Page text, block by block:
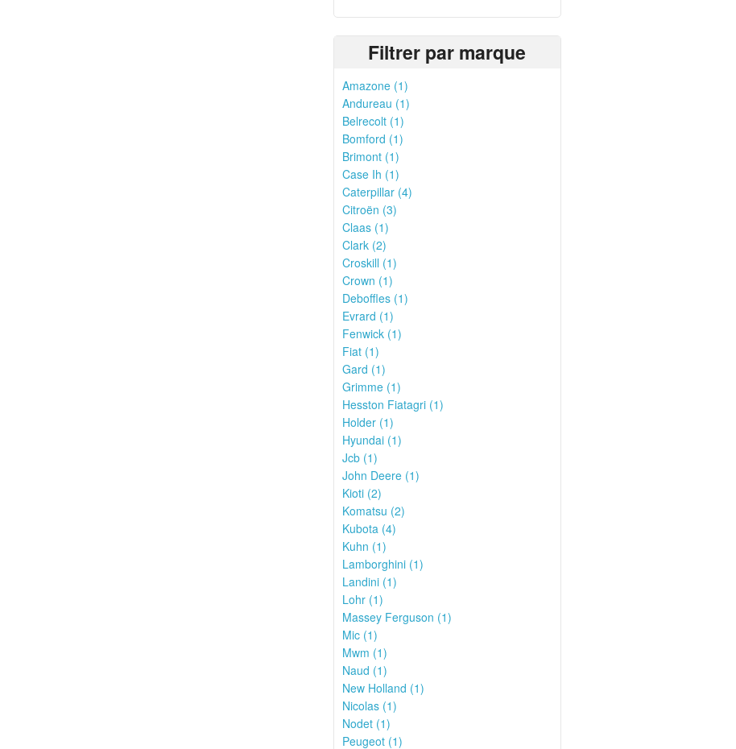
Filtrer par marque
Amazone (1)
Andureau (1)
Belrecolt (1)
Bomford (1)
Brimont (1)
Case Ih (1)
Caterpillar (4)
Citroën (3)
Claas (1)
Clark (2)
Croskill (1)
Crown (1)
Deboffles (1)
Evrard (1)
Fenwick (1)
Fiat (1)
Gard (1)
Grimme (1)
Hesston Fiatagri (1)
Holder (1)
Hyundai (1)
Jcb (1)
John Deere (1)
Kioti (2)
Komatsu (2)
Kubota (4)
Kuhn (1)
Lamborghini (1)
Landini (1)
Lohr (1)
Massey Ferguson (1)
Mic (1)
Mwm (1)
Naud (1)
New Holland (1)
Nicolas (1)
Nodet (1)
Peugeot (1)